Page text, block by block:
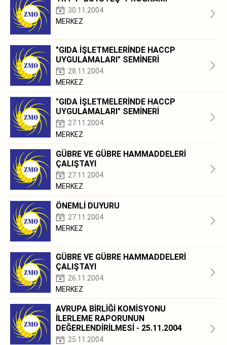
30.11.2004
MERKEZ
"GIDA İŞLETMELERİNDE HACCP
UYGULAMALARI" SEMİNERİ
28.11.2004
MERKEZ
"GIDA İŞLETMELERİNDE HACCP
UYGULAMALARI" SEMİNERİ
27.11.2004
MERKEZ
GÜBRE VE GÜBRE HAMMADDELERİ
ÇALIŞTAYI
27.11.2004
MERKEZ
ÖNEMLİ DUYURU
27.11.2004
MERKEZ
GÜBRE VE GÜBRE HAMMADDELERİ
ÇALIŞTAYI
26.11.2004
MERKEZ
AVRUPA BİRLİĞİ KOMİSYONU
İLERLEME RAPORUNUN
DEĞERLENDİRİLMESİ - 25.11.2004
25.11.2004